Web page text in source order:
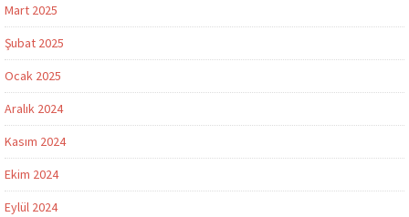
Mart 2025
Şubat 2025
Ocak 2025
Aralık 2024
Kasım 2024
Ekim 2024
Eylül 2024